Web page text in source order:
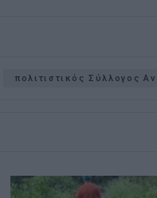
πολιτιστικός Σύλλογος